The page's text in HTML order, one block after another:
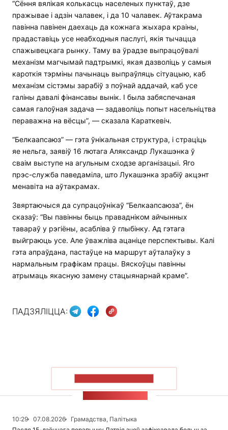
“Сёння вялікая колькасць населеных пунктаў, дзе
пражывае і адзін чалавек, і да 10 чалавек. Аўтакрама
павінна павінен даехаць да кожнага жыхара краіны,
прадаставіць усе неабходныя паслугі, якія тычацца
спажывецкага рынку. Таму ва ўрадзе выпрацоўвалі
механізм магчымай падтрымкі, якая дазволіць у самыя
кароткія тэрміны пачынаць выпраўляць сітуацыю, каб
механізм сістэмы зарабіў з поўнай аддачай, каб усе
галіны давалі фінансавы вынік. І была забяспечаная
самая галоўная задача — задаволіць попыт насельніцтва
пераважна на вёсцы”, — сказала Караткевіч.
“Белкаапсаюз” — гэта ўнікальная структура, і страціць
яе нельга, заявіў 16 лютага Аляксандр Лукашэнка ў
сваім выступе на агульным сходзе арганізацыі. Яго
прэс-служба паведаміла, што Лукашэнка зрабіў акцэнт
менавіта на аўтакрамах.
Звяртаючыся да супрацоўнікаў “Белкаапсаюза”, ён
сказаў: “Вы павінны быць правадніком айчынных
тавараў у рэгіёны, асабліва ў глыбінку. Ад гэтага
выйграюць усе. Але ўважліва ацаніце перспектывы. Калі
гэта апраўдана, пастаўце на маршрут аўталаўку з
нармальным графікам працы. Вяскоўцы павінны
атрымаць якасную замену стацыянарнай краме”.
ПАДЗЯЛІЦЦА:
10:29 07.08.2026
Грамадства, Палітыка